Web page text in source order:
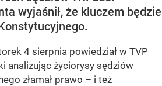
wyjaśnił, że kluczem będzie
4 sierpnia powiedział w TVP
analizując życiorysy sędziów
złamał prawo – i też